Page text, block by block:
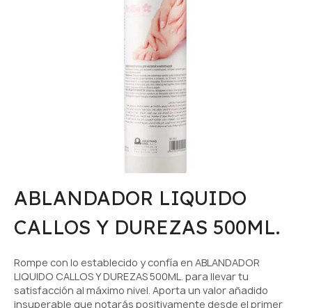
ABLANDADOR LIQUIDO
CALLOS Y DUREZAS 500ML.
Rompe con lo establecido y confía en ABLANDADOR
LIQUIDO CALLOS Y DUREZAS 500ML. para llevar tu
satisfacción al máximo nivel. Aporta un valor añadido
insuperable que notarás positivamente desde el primer